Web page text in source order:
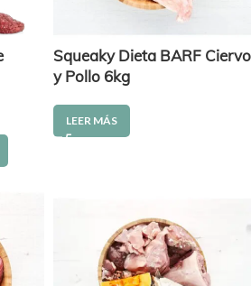
Squeaky Dieta BARF Ciervo
y Pollo 6kg
LEER MÁS